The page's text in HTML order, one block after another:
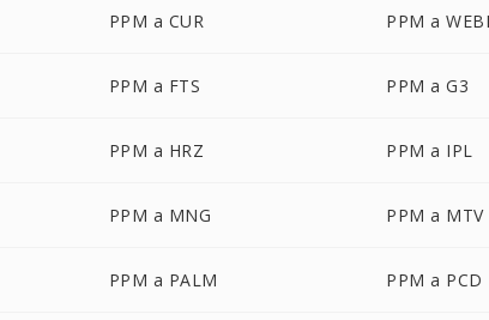
PPM a CUR PPM a
PPM a FTS PPM a G3
PPM a HRZ PPM a IPL
PPM a MNG PPM a MTV
PPM a PALM PPM a PCD